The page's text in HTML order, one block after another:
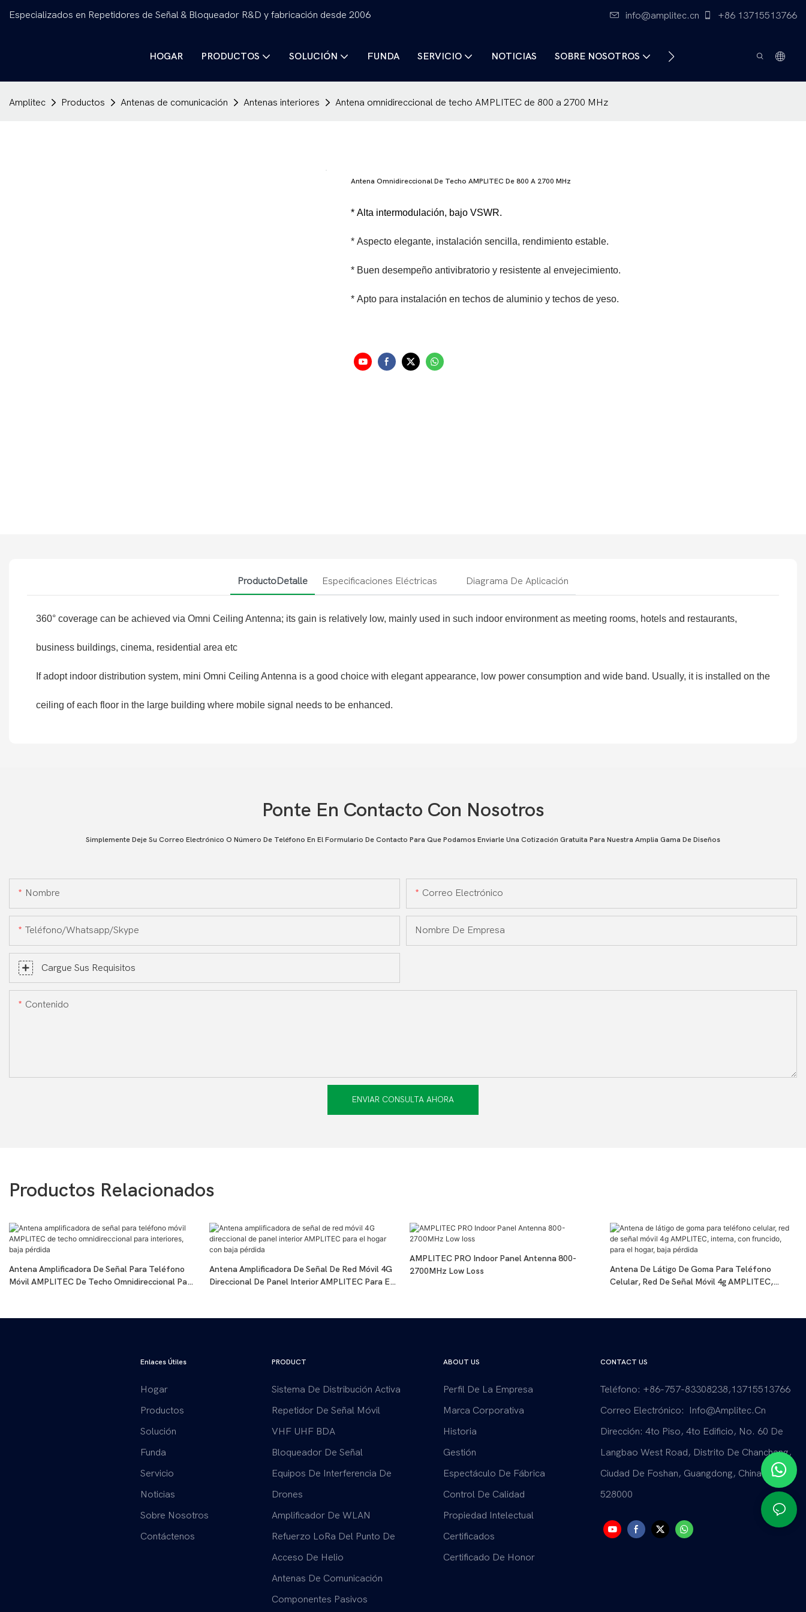
Especializados en Repetidores de Señal & Bloqueador R&D y fabricación desde 2006 info@amplitec.cn +86 13715513766
HOGAR PRODUCTOS SOLUCIÓN FUNDA SERVICIO NOTICIAS SOBRE NOSOTROS CONTÁCTENOS
Amplitec Productos Antenas de comunicación Antenas interiores Antena omnidireccional de techo AMPLITEC de 800 a 2700 MHz
Antena Omnidireccional De Techo AMPLITEC De 800 A 2700 MHz
* Alta intermodulación, bajo VSWR.
* Aspecto elegante, instalación sencilla, rendimiento estable.
* Buen desempeño antivibratorio y resistente al envejecimiento.
* Apto para instalación en techos de aluminio y techos de yeso.
ProductoDetalle Especificaciones Eléctricas Diagrama De Aplicación
360° coverage can be achieved via Omni Ceiling Antenna; its gain is relatively low, mainly used in such indoor environment as meeting rooms, hotels and restaurants,
business buildings, cinema, residential area etc
If adopt indoor distribution system, mini Omni Ceiling Antenna is a good choice with elegant appearance, low power consumption and wide band. Usually, it is installed on the
ceiling of each floor in the large building where mobile signal needs to be enhanced.
Ponte En Contacto Con Nosotros
Simplemente Deje Su Correo Electrónico O Número De Teléfono En El Formulario De Contacto Para Que Podamos Enviarle Una Cotización Gratuita Para Nuestra Amplia Gama De Diseños
Nombre Correo Electrónico
Teléfono/whatsapp/skype Nombre De Empresa
Cargue Sus Requisitos
Contenido
ENVIAR CONSULTA AHORA
Productos Relacionados
Antena Amplificadora De Señal Para Teléfono
Móvil AMPLITEC De Techo Omnidireccional Para
Antena Amplificadora De Señal De Red Móvil 4G
Direccional De Panel Interior AMPLITEC Para El
AMPLITEC PRO Indoor Panel Antenna 800-
2700MHz Low Loss
Antena De Látigo De Goma Para Teléfono
Celular, Red De Señal Móvil 4g AMPLITEC,
Enlaces Útiles
Hogar
Productos
Solución
Funda
Servicio
Noticias
Sobre Nosotros
Contáctenos
PRODUCT
Sistema De Distribución Activa
Repetidor De Señal Móvil
VHF UHF BDA
Bloqueador De Señal
Equipos De Interferencia De
Drones
Amplificador De WLAN
Refuerzo LoRa Del Punto De
Acceso De Helio
Antenas De Comunicación
Componentes Pasivos
ABOUT US
Perfil De La Empresa
Marca Corporativa
Historia
Gestión
Espectáculo De Fábrica
Control De Calidad
Propiedad Intelectual
Certificados
Certificado De Honor
CONTACT US
Teléfono: +86-757-83308238,13715513766
Correo Electrónico:
Info@amplitec.cn
Dirección: 4to Piso, 4to Edificio, No. 60 De
Langbao West Road, Distrito De Chancheng,
Ciudad De Foshan, Guangdong, China.
528000